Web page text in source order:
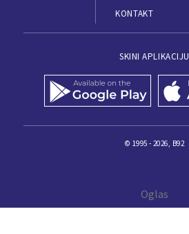
KONTAKT
SKINI APLIKACIJU
© 1995 - 2026, B92